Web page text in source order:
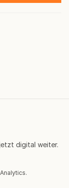
digital weiter.